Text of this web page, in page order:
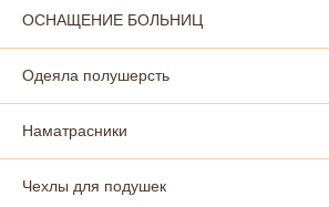
ОСНАЩЕНИЕ БОЛЬНИЦ
Одеяла полушерсть
Наматрасники
Чехлы для подушек